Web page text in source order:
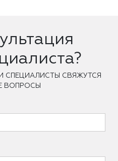
СПЕЦИАЛИСТЫ СВЯЖУТСЯ
ВОПРОСЫ